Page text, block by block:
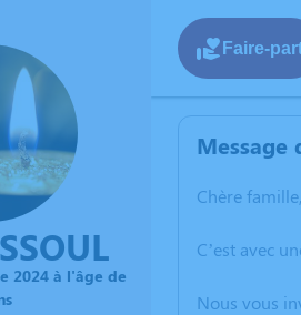
2024 à l'âge de
Faire-
Message
Chère
C’est avec
Nous vous